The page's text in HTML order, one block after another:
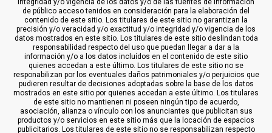
de público acceso tenidos en consideración para la elaboración del
contenido de este sitio. Los titulares de este sitio no garantizan la
precisión y/o veracidad y/o exactitud y/o integridad y/o vigencia de los
datos mostrados en este sitio. Los titulares de este sitio deslindan toda
responsabilidad respecto del uso que puedan llegar a dar a la
información y/o a los datos incluídos en el contenido de este sitio
quienes accedan a este último. Los titulares de este sitio no se
responabilizan por los eventuales daños patrimoniales y/o perjuicios que
pudieren resultar de decisiones adoptadas sobre la base de los datos
mostrados en este sitio por quienes accedan a este último. Los titulares
de este sitio no mantienen ni poseen ningún tipo de acuerdo,
asociación, alianza o vínculo con los anunciantes que publicitan sus
productos y/o servicios en este sitio más que la locación de espacios
publicitarios. Los titulares de este sitio no se responsabilizan respecto